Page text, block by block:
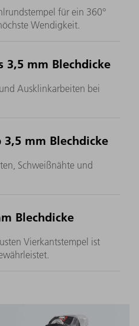
für ein 360°
Wendigkeit.
3,5 mm Blechdicke
Ausklinkarbeiten bei
mm Blechdicke
Schweißnähte und
Blechdicke
Vierkantstempel ist